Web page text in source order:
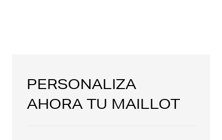
PERSONALIZA
AHORA TU MAILLOT